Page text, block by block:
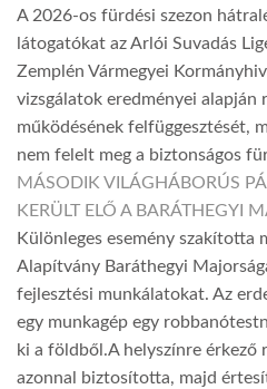
A 2026-os fürdési szezon
látogatókat az Arlói Suvadás
Zemplén Vármegyei
vizsgálatok eredményei alapján
működésének felfüggesztését,
nem felelt meg a biztonságos
MÁSODIK VILÁGHÁBORÚS
KERÜLT ELŐ A BARÁTHEGYI
Különleges esemény szakította
Alapítvány Baráthegyi
fejlesztési munkálatokat. Az
egy munkagép egy
ki a földből.A helyszínre
azonnal biztosította, majd